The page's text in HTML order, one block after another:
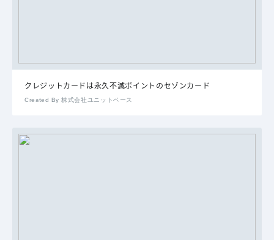
クレジットカードは永久不滅ポイントのセゾンカード
Created By 株式会社ユニットベース